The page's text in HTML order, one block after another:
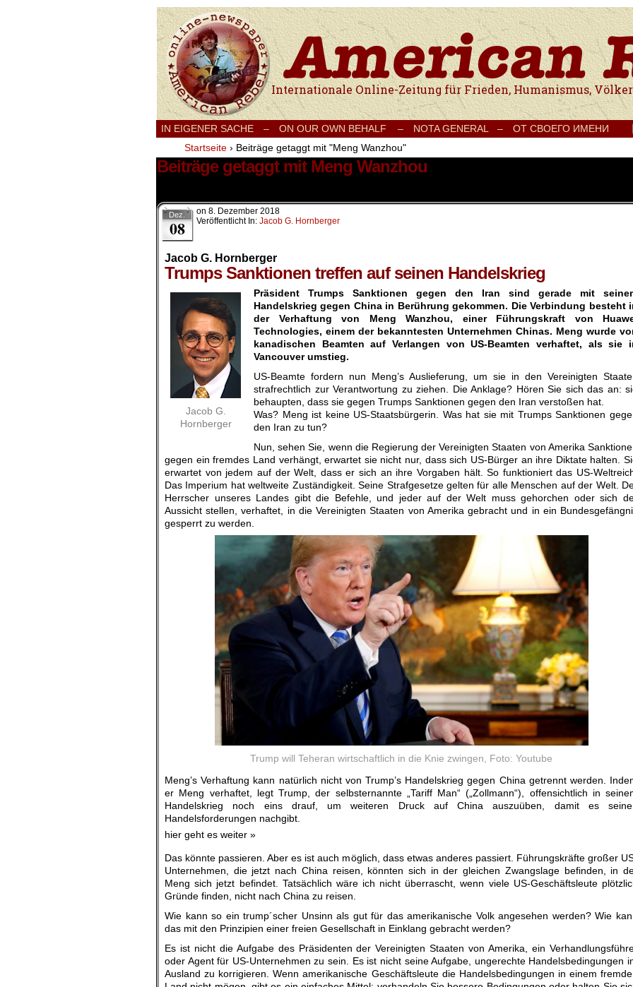
Internationale Onlinezeitung für Frieden, Humanismus, Völkerverständigung und
IN EIGENER SACHE – ON OUR OWN BEHALF – NOTA GENERAL –
ОТ СВОЕГО ИМЕНИ
Startseite › Beiträge getaggt mit "Meng Wanzhou"
Beiträge getaggt mit Meng Wanzhou
Dez.
08
on 8. Dezember 2018
Veröffentlicht In: Jacob G. Hornberger
Jacob G. Hornberger
Trumps Sanktionen treffen auf seinen Handelskrieg
Jacob G.
Hornberger
Präsident Trumps Sanktionen gegen den Iran sind gerade mit
Handelskrieg gegen China in Berührung gekommen. Die Verbindung besteht
der Verhaftung von Meng Wanzhou, einer Führungskraft von
Technologies, einem der bekanntesten Unternehmen Chinas. Meng wurde
kanadischen Beamten auf Verlangen von US-Beamten verhaftet, als sie
Vancouver umstieg.
US-Beamte fordern nun Meng’s Auslieferung, um sie in den Vereinigten
strafrechtlich zur Verantwortung zu ziehen. Die Anklage? Hören Sie sich das an:
behaupten, dass sie gegen Trumps Sanktionen gegen den Iran verstoßen hat.
Was? Meng ist keine US-Staatsbürgerin. Was hat sie mit Trumps Sanktionen
den Iran zu tun?
Nun, sehen Sie, wenn die Regierung der Vereinigten Staaten von Amerika
gegen ein fremdes Land verhängt, erwartet sie nicht nur, dass sich US-Bürger an ihre Diktate halten.
erwartet von jedem auf der Welt, dass er sich an ihre Vorgaben hält. So funktioniert das US-
Das Imperium hat weltweite Zuständigkeit. Seine Strafgesetze gelten für alle Menschen auf der Welt.
Herrscher unseres Landes gibt die Befehle, und jeder auf der Welt muss gehorchen oder sich
Aussicht stellen, verhaftet, in die Vereinigten Staaten von Amerika gebracht und in ein
gesperrt zu werden.
Trump will Teheran wirtschaftlich in die Knie zwingen, Foto: Youtube
Meng’s Verhaftung kann natürlich nicht von Trump’s Handelskrieg gegen China getrennt werden.
er Meng verhaftet, legt Trump, der selbsternannte „Tariff Man“ („Zollmann“), offensichtlich in
Handelskrieg noch eins drauf, um weiteren Druck auf China auszuüben, damit es
Handelsforderungen nachgibt.
hier geht es weiter »
Das könnte passieren. Aber es ist auch möglich, dass etwas anderes passiert. Führungskräfte großer
Unternehmen, die jetzt nach China reisen, könnten sich in der gleichen Zwangslage befinden, in
Meng sich jetzt befindet. Tatsächlich wäre ich nicht überrascht, wenn viele US-Geschäftsleute
Gründe finden, nicht nach China zu reisen.
Wie kann so ein trump´scher Unsinn als gut für das amerikanische Volk angesehen werden? Wie
das mit den Prinzipien einer freien Gesellschaft in Einklang gebracht werden?
Es ist nicht die Aufgabe des Präsidenten der Vereinigten Staaten von Amerika, ein
oder Agent für US-Unternehmen zu sein. Es ist nicht seine Aufgabe, ungerechte Handelsbedingungen
Ausland zu korrigieren. Wenn amerikanische Geschäftsleute die Handelsbedingungen in einem